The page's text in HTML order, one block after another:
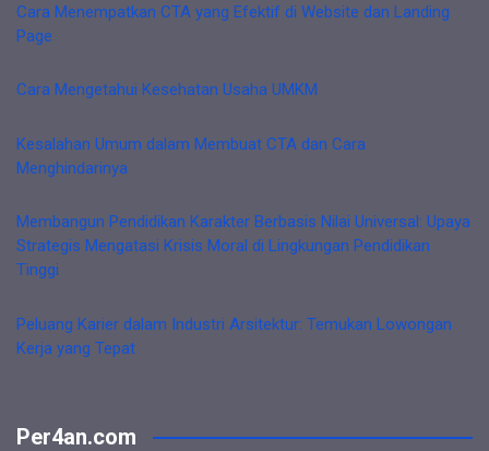
Cara Menempatkan CTA yang Efektif di Website dan Landing
Page
Cara Mengetahui Kesehatan Usaha UMKM
Kesalahan Umum dalam Membuat CTA dan Cara
Menghindarinya
Membangun Pendidikan Karakter Berbasis Nilai Universal: Upaya
Strategis Mengatasi Krisis Moral di Lingkungan Pendidikan
Tinggi
Peluang Karier dalam Industri Arsitektur: Temukan Lowongan
Kerja yang Tepat
Per4an.com